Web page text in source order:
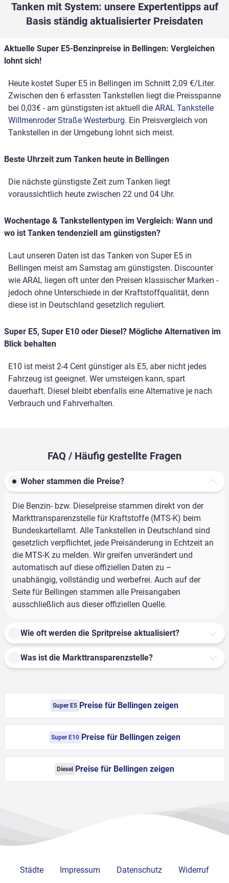
Tanken mit System: unsere Expertentipps auf
Basis ständig aktualisierter Preisdaten
Aktuelle Super E5-Benzinpreise in Bellingen: Vergleichen
lohnt sich!
Heute kostet Super E5 in Bellingen im Schnitt 2,09 €/Liter.
Zwischen den 6 erfassten Tankstellen liegt die Preisspanne
bei 0,03€ - am günstigsten ist aktuell die ARAL Tankstelle
Willmenroder Straße Westerburg. Ein Preisvergleich von
Tankstellen in der Umgebung lohnt sich meist.
Beste Uhrzeit zum Tanken heute in Bellingen
Die nächste günstigste Zeit zum Tanken liegt
voraussichtlich heute zwischen 22 und 04 Uhr.
Wochentage & Tankstellentypen im Vergleich: Wann und
wo ist Tanken tendenziell am günstigsten?
Laut unseren Daten ist das Tanken von Super E5 in
Bellingen meist am Samstag am günstigsten. Discounter
wie ARAL liegen oft unter den Preisen klassischer Marken -
jedoch ohne Unterschiede in der Kraftstoffqualität, denn
diese ist in Deutschland gesetzlich reguliert.
Super E5, Super E10 oder Diesel? Mögliche Alternativen im
Blick behalten
E10 ist meist 2-4 Cent günstiger als E5, aber nicht jedes
Fahrzeug ist geeignet. Wer umsteigen kann, spart
dauerhaft. Diesel bleibt ebenfalls eine Alternative je nach
Verbrauch und Fahrverhalten.
FAQ / Häufig gestellte Fragen
Woher stammen die Preise?
Die Benzin- bzw. Dieselpreise stammen direkt von der
Markttransparenzstelle für Kraftstoffe (MTS-K) beim
Bundeskartellamt. Alle Tankstellen in Deutschland sind
gesetzlich verpflichtet, jede Preisänderung in Echtzeit an
die MTS-K zu melden. Wir greifen unverändert und
automatisch auf diese offiziellen Daten zu –
unabhängig, vollständig und werbefrei. Auch auf der
Seite für Bellingen stammen alle Preisangaben
ausschließlich aus dieser offiziellen Quelle.
Wie oft werden die Spritpreise aktualisiert?
Was ist die Markttransparenzstelle?
Super E5 Preise für Bellingen zeigen
Super E10 Preise für Bellingen zeigen
Diesel Preise für Bellingen zeigen
Städte Impressum Datenschutz Widerruf